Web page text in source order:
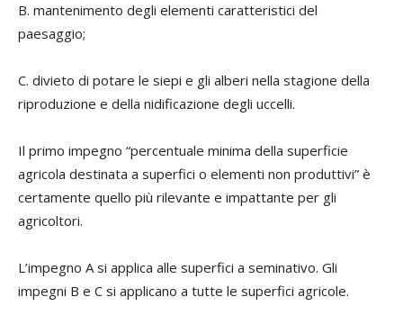
B. mantenimento degli elementi caratteristici del
paesaggio;
C. divieto di potare le siepi e gli alberi nella stagione della
riproduzione e della nidificazione degli uccelli.
Il primo impegno “percentuale minima della superficie
agricola destinata a superfici o elementi non produttivi” è
certamente quello più rilevante e impattante per gli
agricoltori.
L’impegno A si applica alle superfici a seminativo. Gli
impegni B e C si applicano a tutte le superfici agricole.